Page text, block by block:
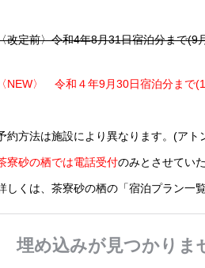
改定前〉令和4年8月31日宿泊分まで(9
〈NEW〉 令和４年9月30日宿泊分まで
約方法は施設により異なります。(ア
寮砂の栖では電話受付のみとさせてい
しくは、茶寮砂の栖の「宿泊プラン一